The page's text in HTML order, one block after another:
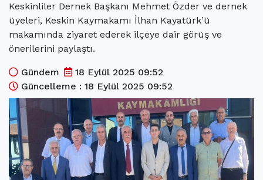
Ekonomi(current)
Spor(current)
Sağlık(current)
(current)
Teknoloji (current)
Özel Haber(current)
Dünya(current)
Keskinliler Dernek Başkanı Mehmet Özder ve dernek
üyeleri, Keskin Kaymakamı İlhan Kayatürk’ü
makamında ziyaret ederek ilçeye dair görüş ve
önerilerini paylaştı.
Gündem
18 Eylül 2025 09:52
Güncelleme : 18 Eylül 2025 09:52